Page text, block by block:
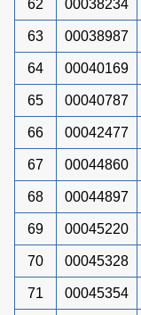
62 00038234
63 00038987
64 00040169
65 00040787
66 00042477
67 00044860
68 00044897
69 00045220
70 00045328
71 00045354